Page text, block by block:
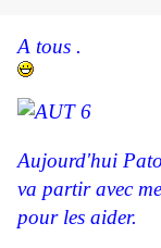
A tous .
Aujourd'hui
va partir avec
pour les aider.